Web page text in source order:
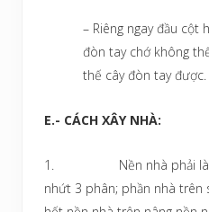
– Riêng ngay đầu cột
đòn tay chớ không
thế cây đòn tay được.
E.- CÁCH XÂY NHÀ:
1. Nền nhà phải làm
nhứt 3 phân; phần nhà trên